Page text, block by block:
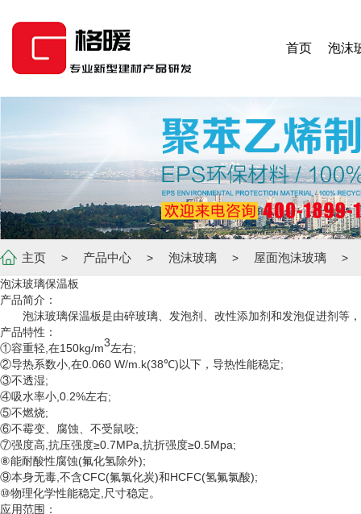
首页 泡沫
主页 > 产品中心 > 泡沫玻璃 > 屋面泡沫玻璃
>
泡沫玻璃保温板
产品简介：
泡沫玻璃保温板是由碎玻璃、发泡剂、改性添加剂和发泡促进剂等
产品特性：
①容重轻,在150kg/m3左右;
②导热系数小,在0.060 W/m.k(38℃)以下，导热性能稳定;
③不透湿;
④吸水率小,0.2%左右;
⑤不燃烧;
⑥不霉变、腐蚀、不受鼠咬;
⑦强度高,抗压强度≥0.7MPa,抗折强度≥0.5Mpa;
⑧能耐酸性腐蚀(氟化氢除外);
⑨本身无毒,不含CFC(氟氯化炭)和HCFC(氢氟氯酸);
⑩物理化学性能稳定,尺寸稳定。
应用范围：